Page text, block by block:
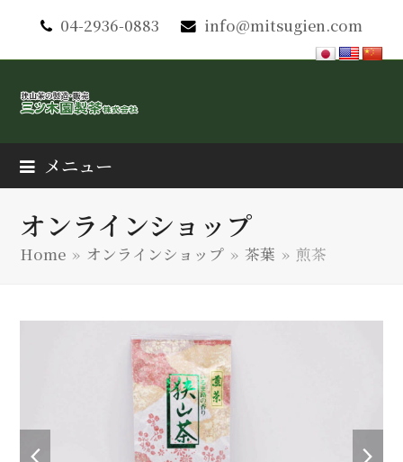
04-2936-0883 info@mitsugien.com
メニュー
オンラインショップ
Home » オンラインショップ » 茶葉 » 煎茶
previous